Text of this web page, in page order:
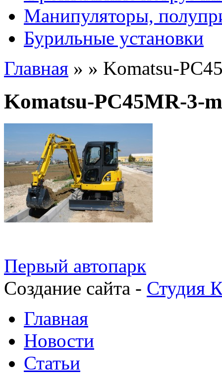
Манипуляторы,
Бурильные установки
Главная » » Komatsu-
Komatsu-PC45MR-3-
Первый автопарк
Создание сайта - Студия
Главная
Новости
Статьи